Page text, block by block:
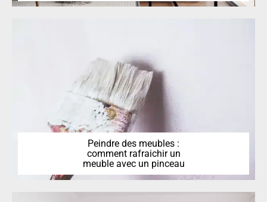
Peindre des meubles :
comment rafraichir un
meuble avec un pinceau